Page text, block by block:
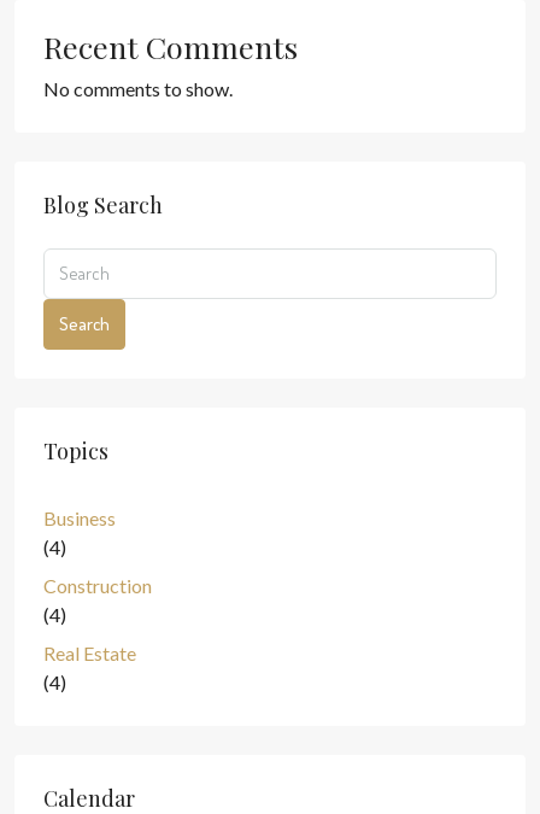
Recent Comments
No comments to show.
Blog Search
Search
Topics
Business
(4)
Construction
(4)
Real Estate
(4)
Calendar